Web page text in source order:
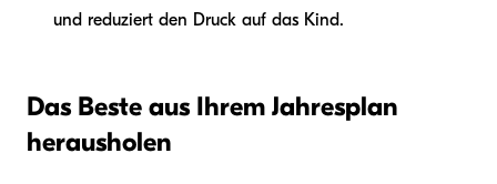
und reduziert den Druck auf das Kind.
Das Beste aus Ihrem Jahresplan
herausholen